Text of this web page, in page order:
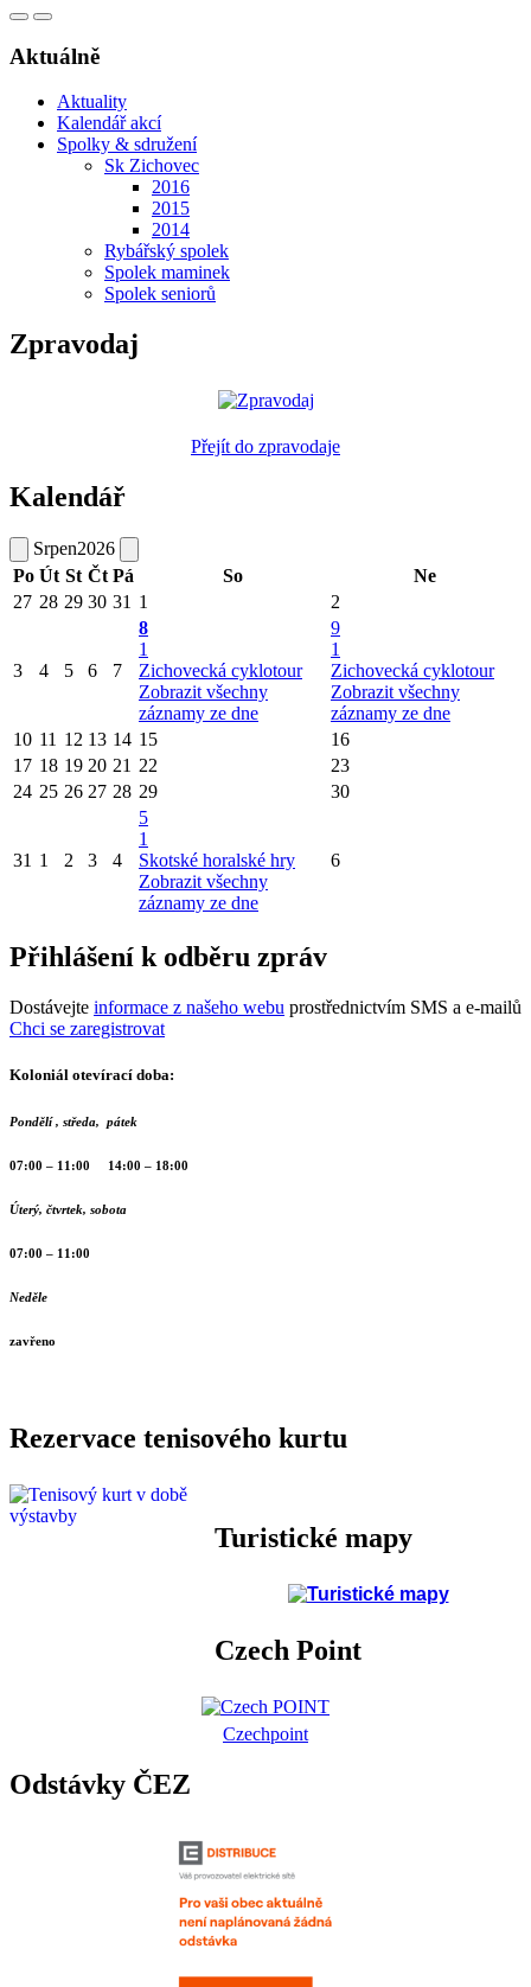
Aktuálně
Aktuality
Kalendář akcí
Spolky & sdružení
Sk Zichovec
2016
2015
2014
Rybářský spolek
Spolek maminek
Spolek seniorů
Zpravodaj
Přejít do zpravodaje
Kalendář
Srpen2026
Po Út St Čt Pá So
Ne
27 28 29 30 31 1 2
3 4 5 6 7
8
1
Zichovecká cyklotour
Zobrazit všechny
záznamy ze dne
9
1
Zichovecká cyklotour
Zobrazit všechny
záznamy ze dne
10 11 12 13 14 15
16
17 18 19 20 21 22
23
24 25 26 27 28 29 30
31 1 2 3 4
5
1
Skotské horalské hry
Zobrazit všechny
záznamy ze dne
6
Přihlášení k odběru zpráv
Dostávejte informace z našeho webu prostřednictvím SMS a e-mailů
Chci se zaregistrovat
Koloniál otevírací doba:
Pondělí , středa, pátek
07:00 – 11:00 14:00 – 18:00
Úterý, čtvrtek, sobota
07:00 – 11:00
Neděle
zavřeno
Rezervace tenisového kurtu
Turistické mapy
Czech Point
Czechpoint
Odstávky ČEZ